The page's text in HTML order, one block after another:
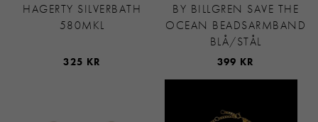
HAGERTY SILVERBATH
580MKL
325 KR
BY BILLGREN SAVE THE
OCEAN BEADSARMBAND
BLÅ/STÅL
399 KR